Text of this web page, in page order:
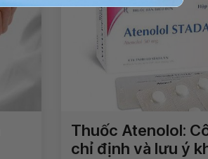
Thuốc Atenolol:
chỉ định và lưu ý